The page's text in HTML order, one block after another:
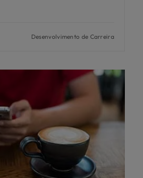
Desenvolvimento de Carreira